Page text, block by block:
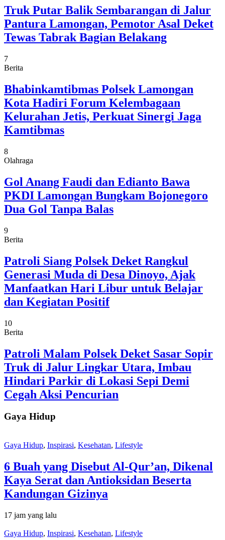
Truk Putar Balik Sembarangan di Jalur
Pantura Lamongan, Pemotor Asal Deket
Tewas Tabrak Bagian Belakang
7
Berita
Bhabinkamtibmas Polsek Lamongan
Kota Hadiri Forum Kelembagaan
Kelurahan Jetis, Perkuat Sinergi Jaga
Kamtibmas
8
Olahraga
Gol Anang Faudi dan Edianto Bawa
PKDI Lamongan Bungkam Bojonegoro
Dua Gol Tanpa Balas
9
Berita
Patroli Siang Polsek Deket Rangkul
Generasi Muda di Desa Dinoyo, Ajak
Manfaatkan Hari Libur untuk Belajar
dan Kegiatan Positif
10
Berita
Patroli Malam Polsek Deket Sasar Sopir
Truk di Jalur Lingkar Utara, Imbau
Hindari Parkir di Lokasi Sepi Demi
Cegah Aksi Pencurian
Gaya Hidup
Gaya Hidup, Inspirasi, Kesehatan, Lifestyle
6 Buah yang Disebut Al-Qur’an, Dikenal
Kaya Serat dan Antioksidan Beserta
Kandungan Gizinya
17 jam yang lalu
Gaya Hidup, Inspirasi, Kesehatan, Lifestyle